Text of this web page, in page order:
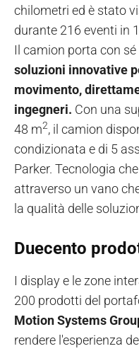
chilometri ed è stato
durante 216 eventi in
Il camion porta con
soluzioni innovative
movimento,
ingegneri. Con una
48 m2, il camion
condizionata e di 5
Parker. Tecnologia
attraverso un vano
la qualità delle
Duecento
I display e le zone
200 prodotti del
Motion Systems
rendere l'esperienza